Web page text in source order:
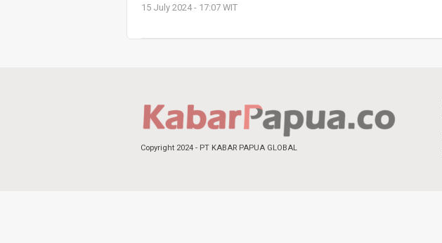
15 July 2024 - 17:07 WIT
Copyright 2024 - PT KABAR PAPUA GLOBAL